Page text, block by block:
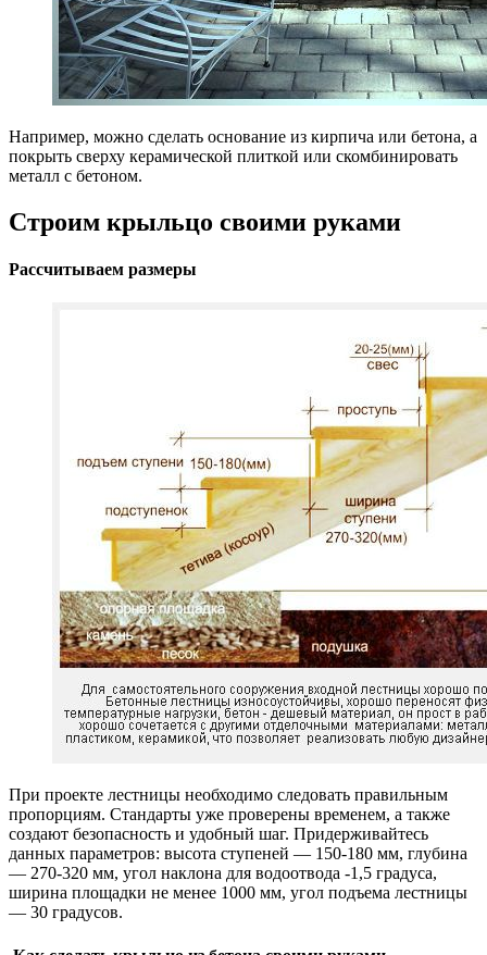
Например, можно сделать основание из кирпича или бетона, а
покрыть сверху керамической плиткой или скомбинировать
металл с бетоном.
Строим крыльцо своими руками
Рассчитываем размеры
При проекте лестницы необходимо следовать правильным
пропорциям. Стандарты уже проверены временем, а также
создают безопасность и удобный шаг. Придерживайтесь
данных параметров: высота ступеней — 150-180 мм, глубина
— 270-320 мм, угол наклона для водоотвода -1,5 градуса,
ширина площадки не менее 1000 мм, угол подъема лестницы
— 30 градусов.